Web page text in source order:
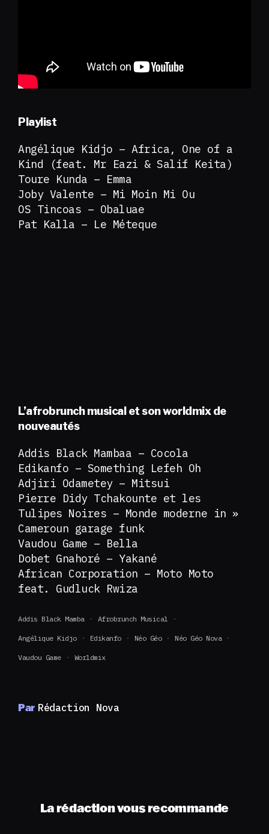
Playlist
Angélique Kidjo – Africa, One of a
Kind (feat. Mr Eazi & Salif Keita)
Toure Kunda – Emma
Joby Valente – Mi Moin Mi Ou
OS Tincoas – Obaluae
Pat Kalla – Le Méteque
L’afrobrunch musical et son worldmix de
nouveautés
Addis Black Mambaa – Cocola
Edikanfo – Something Lefeh Oh
Adjiri Odametey – Mitsui
Pierre Didy Tchakounte et les
Tulipes Noires – Monde moderne in »
Cameroun garage funk
Vaudou Game – Bella
Dobet Gnahoré – Yakané
African Corporation – Moto Moto
feat. Gudluck Rwiza
Addis Black Mamba Afrobrunch Musical
Angélique Kidjo Edikanfo Néo Géo Néo Géo Nova
Vaudou Game Worldmix
Par Rédaction Nova
La rédaction vous recommande